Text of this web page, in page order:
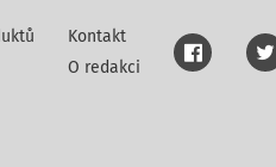
Kontakt
O redakci